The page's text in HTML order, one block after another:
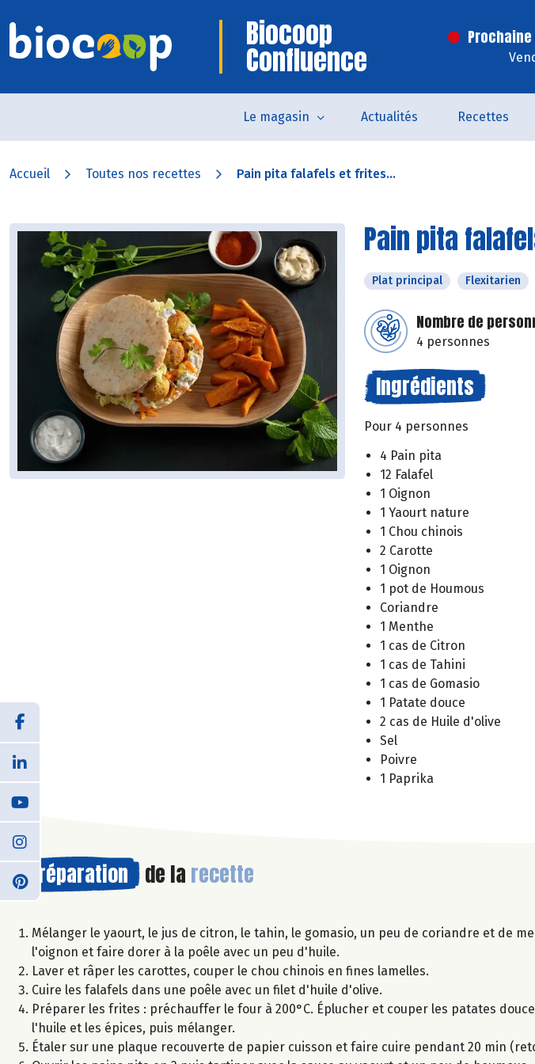
Biocoop
Confluence
Le magasin Actualités Recettes
Accueil Toutes nos recettes Pain pita falafels et frites...
Pain pita
Plat principal Flexitarien
Nombre de
4 personnes
Ingrédients
Pour 4 personnes
4 Pain pita
12 Falafel
1 Oignon
1 Yaourt nature
1 Chou chinois
2 Carotte
1 Oignon
1 pot de Houmous
Coriandre
1 Menthe
1 cas de Citron
1 cas de Tahini
1 cas de Gomasio
1 Patate douce
2 cas de Huile d'olive
Sel
Poivre
1 Paprika
Préparation de la recette
Mélanger le yaourt, le jus de citron, le tahin, le gomasio, un peu de coriandre et de
l'oignon et faire dorer à la poêle avec un peu d'huile.
Laver et râper les carottes, couper le chou chinois en fines lamelles.
Cuire les falafels dans une poêle avec un filet d'huile d'olive.
Préparer les frites : préchauffer le four à 200°C. Éplucher et couper les patates
l'huile et les épices, puis mélanger.
Étaler sur une plaque recouverte de papier cuisson et faire cuire pendant 20 min